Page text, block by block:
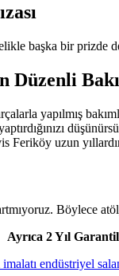
başka bir prizde
yapılmış
yaptırdığınızı
Feriköy uzun
Böylece
Ayrıca 2 Yıl